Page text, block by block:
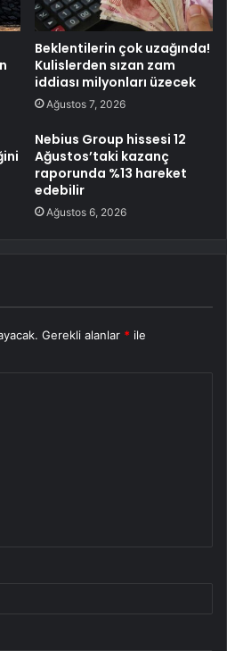
Beklentilerin çok uzağında!
Kulislerden sızan zam
iddiası milyonları üzecek
Ağustos 7, 2026
Nebius Group hissesi 12
Ağustos’taki kazanç
raporunda %13 hareket
edebilir
Ağustos 6, 2026
Gerekli alanlar * ile